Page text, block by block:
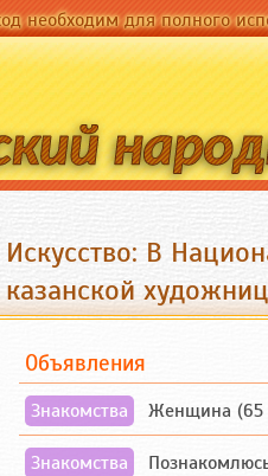
необходим для полного
Искусство: В
казанской
Объявления
Знакомства Женщина (65 -
Знакомства